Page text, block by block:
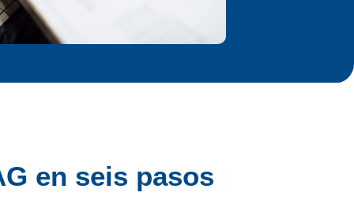
en seis pasos